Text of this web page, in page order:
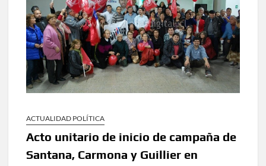
ACTUALIDAD POLÍTICA
Acto unitario de inicio de campaña de
Santana, Carmona y Guillier en